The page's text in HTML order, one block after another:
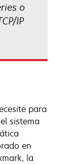
o
IP
para
sistema
en
la